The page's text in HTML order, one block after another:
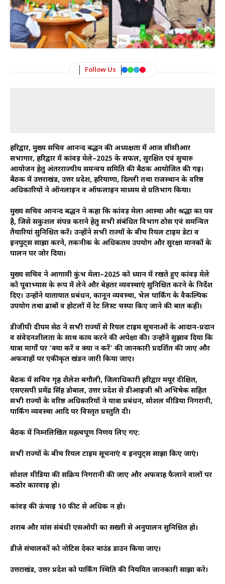
Follow Us
हरिद्वार, मुख्य सचिव आनन्द बर्द्धन की अध्यक्षता में आज सीसीआर
सभागार, हरिद्वार में कांवड़ मेले–2025 के सफल, सुरक्षित एवं सुचारु
आयोजन हेतु अंतरराज्यीय समन्वय समिति की बैठक आयोजित की गई।
बैठक में उत्तराखंड, उत्तर प्रदेश, हरियाणा, दिल्ली तथा राजस्थान के वरिष्ठ
अधिकारियों ने ऑनलाइन व ऑफलाइन माध्यम से प्रतिभाग किया।
मुख्य सचिव आनन्द बर्द्धन ने कहा कि कांवड़ मेला आस्था और श्रद्धा का पर्व
है, जिसे सकुशल संपन्न कराने हेतु सभी संबंधित विभाग ठोस एवं समन्वित
तैयारियां सुनिश्चित करें। उन्होंने सभी राज्यों के बीच रियल टाइम डेटा व
इनपुट्स साझा करने, तकनीक के अधिकतम उपयोग और सुरक्षा मानकों के
पालन पर जोर दिया।
मुख्य सचिव ने आगामी कुंभ मेला–2025 को ध्यान में रखते हुए कांवड़ मेले
को पूर्वाभ्यास के रूप में लेने और बेहतर व्यवस्थाएं सुनिश्चित करने के निर्देश
दिए। उन्होंने यातायात प्रबंधन, कानून व्यवस्था, भेल पार्किंग के वैकल्पिक
उपयोग तथा ढाबों व होटलों में रेट लिस्ट चस्पा किए जाने की बात कही।
डीजीपी दीपम सेठ ने सभी राज्यों से रियल टाइम सूचनाओं के आदान-प्रदान
व संवेदनशीलता के साथ काम करने की अपेक्षा की। उन्होंने सुझाव दिया कि
यात्रा मार्गों पर ‘क्या करें व क्या न करें’ की जानकारी प्रदर्शित की जाए और
अफवाहों पर एकीकृत खंडन जारी किया जाए।
बैठक में सचिव गृह शैलेश बगौली, जिलाधिकारी हरिद्वार मयूर दीक्षित,
एसएसपी प्रमेंद्र सिंह डोबाल, उत्तर प्रदेश से डीआईजी श्री अभिषेक सहित
सभी राज्यों के वरिष्ठ अधिकारियों ने यात्रा प्रबंधन, सोशल मीडिया निगरानी,
पार्किंग व्यवस्था आदि पर विस्तृत प्रस्तुति दी।
बैठक में निम्नलिखित महत्वपूर्ण निर्णय लिए गए:
सभी राज्यों के बीच रियल टाइम सूचनाएं व इनपुट्स साझा किए जाएं।
सोशल मीडिया की सक्रिय निगरानी की जाए और अफवाह फैलाने वालों पर
कठोर कार्रवाई हो।
कांवड़ की ऊंचाई 10 फीट से अधिक न हो।
शराब और मांस संबंधी एसओपी का सख्ती से अनुपालन सुनिश्चित हो।
डीजे संचालकों को नोटिस देकर बाउंड डाउन किया जाए।
उत्तराखंड, उत्तर प्रदेश को पार्किंग स्थिति की नियमित जानकारी साझा करे।